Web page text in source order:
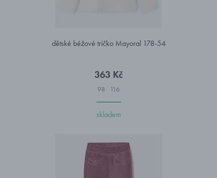
dětské béžové tričko Mayoral 178-54
363 Kč
98 116
skladem